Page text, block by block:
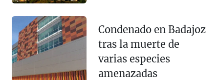
Condenado en Badajoz
tras la muerte de
varias especies
amenazadas